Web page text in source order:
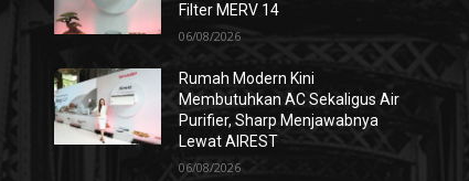
Filter MERV 14
06/08/2026
Rumah Modern Kini
Membutuhkan AC Sekaligus Air
Purifier, Sharp Menjawabnya
Lewat AIREST
06/08/2026